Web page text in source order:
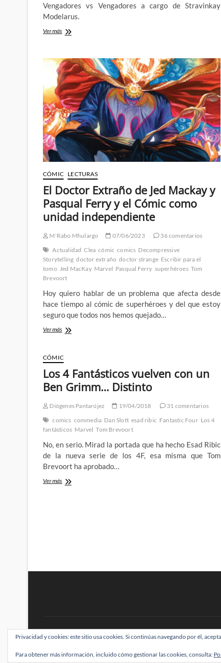
Vengadores vs Vengadores a cargo de Stravinkay
Modelarus.
Ver másAsalto
Mansión
vs
Desunidos
–
La
semana
de
los
Asistentes
CÓMIC LECTURAS
El Doctor Extraño de Jed Mackay y
Pasqual Ferry y el Cómic como
unidad independiente
M'Rabo Mhulargo 07/06/2023
36 comentarios
Actualidad Clea cómic comics Decompressive
Storytelling doctor extraño doctor strange Escribir para el
tomo Jed MacKay Marvel Pasqual Ferry superhéroes Tom
Brevoort
Hoy quiero hablar de un problema que afecta desde
hace tiempo al cómic de superhéroes y del que estoy
seguro que todos nos hemos quejado…
Ver másEl
de
Jed
Mackay
Pasqual
y
el
Cómic
unidad
independiente
CÓMIC
Los 4 Fantásticos vuelven con un
Ben Grimm… Distinto
Diógenes Pantarújez 19/04/2018
31 comentarios
comics commedia Dan Slott esad ribic Fantastic Four Los 4
fantásticos Marvel Tom Brevoort
No, en serio. Mirad la portada que ha hecho Esad Ribic
de la nueva serie de los 4F, esa misma que Tom
Brevoort ha aprobado…
Ver másLos
BRAINSTOMPING| Diseñado por:Theme Freesia|WordPress| ©
Privacidad y cookies: este sitio usa cookies. Si continúas navegando por él,
Para obtener más información, incluido cómo gestionar las cookies, consulta: